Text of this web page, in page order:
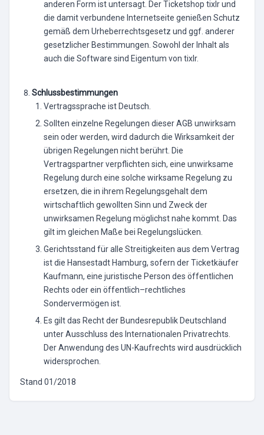
anderen Form ist untersagt. Der Ticketshop tixlr und
die damit verbundene Internetseite genießen Schutz
gemäß dem Urheberrechtsgesetz und ggf. anderer
gesetzlicher Bestimmungen. Sowohl der Inhalt als
auch die Software sind Eigentum von tixlr.
Schlussbestimmungen
Vertragssprache ist Deutsch.
Sollten einzelne Regelungen dieser AGB unwirksam
sein oder werden, wird dadurch die Wirksamkeit der
übrigen Regelungen nicht berührt. Die
Vertragspartner verpflichten sich, eine unwirksame
Regelung durch eine solche wirksame Regelung zu
ersetzen, die in ihrem Regelungsgehalt dem
wirtschaftlich gewollten Sinn und Zweck der
unwirksamen Regelung möglichst nahe kommt. Das
gilt im gleichen Maße bei Regelungslücken.
Gerichtsstand für alle Streitigkeiten aus dem Vertrag
ist die Hansestadt Hamburg, sofern der Ticketkäufer
Kaufmann, eine juristische Person des öffentlichen
Rechts oder ein öffentlich–rechtliches
Sondervermögen ist.
Es gilt das Recht der Bundesrepublik Deutschland
unter Ausschluss des Internationalen Privatrechts.
Der Anwendung des UN-Kaufrechts wird ausdrücklich
widersprochen.
Stand 01/2018